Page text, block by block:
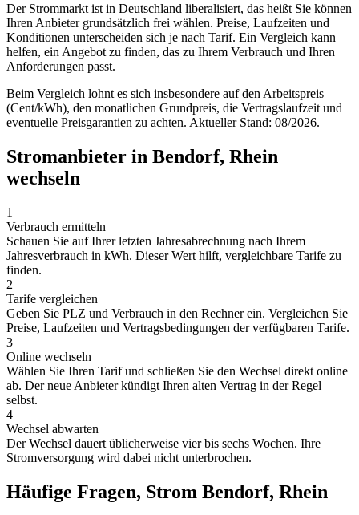
Der Strommarkt ist in Deutschland liberalisiert, das heißt Sie können
Ihren Anbieter grundsätzlich frei wählen. Preise, Laufzeiten und
Konditionen unterscheiden sich je nach Tarif. Ein Vergleich kann
helfen, ein Angebot zu finden, das zu Ihrem Verbrauch und Ihren
Anforderungen passt.
Beim Vergleich lohnt es sich insbesondere auf den Arbeitspreis
(Cent/kWh), den monatlichen Grundpreis, die Vertragslaufzeit und
eventuelle Preisgarantien zu achten. Aktueller Stand: 08/2026.
Stromanbieter in Bendorf, Rhein
wechseln
1
Verbrauch ermitteln
Schauen Sie auf Ihrer letzten Jahresabrechnung nach Ihrem
Jahresverbrauch in kWh. Dieser Wert hilft, vergleichbare Tarife zu
finden.
2
Tarife vergleichen
Geben Sie PLZ und Verbrauch in den Rechner ein. Vergleichen Sie
Preise, Laufzeiten und Vertragsbedingungen der verfügbaren Tarife.
3
Online wechseln
Wählen Sie Ihren Tarif und schließen Sie den Wechsel direkt online
ab. Der neue Anbieter kündigt Ihren alten Vertrag in der Regel
selbst.
4
Wechsel abwarten
Der Wechsel dauert üblicherweise vier bis sechs Wochen. Ihre
Stromversorgung wird dabei nicht unterbrochen.
Häufige Fragen, Strom Bendorf, Rhein